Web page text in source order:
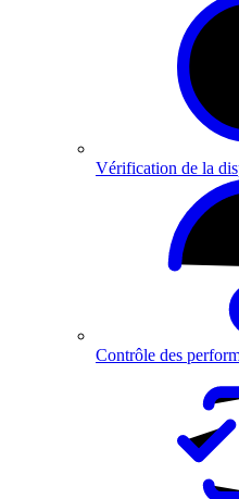
Vérification de la
Contrôle des